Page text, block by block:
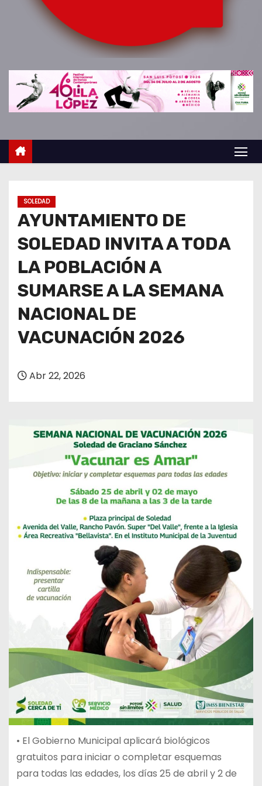
SOLEDAD
AYUNTAMIENTO DE
SOLEDAD INVITA A TODA
LA POBLACIÓN A
SUMARSE A LA SEMANA
NACIONAL DE
VACUNACIÓN 2026
Abr 22, 2026
• El Gobierno Municipal aplicará biológicos
gratuitos para iniciar o completar esquemas
para todas las edades, los días 25 de abril y 2 de